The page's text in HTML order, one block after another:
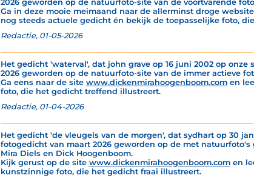
2026 geworden op de natuurfoto-site van de voortvarende
Ga in deze mooie meimaand naar de allerminst droge website
nog steeds actuele gedicht én bekijk de toepasselijke foto,
Redactie, 01-05-2026
Het gedicht 'waterval', dat john grave op 16 juni 2002 op
2026 geworden op de natuurfoto-site van de immer actieve
Ga eens naar de site www.dickenmirahoogenboom.comen
foto, die het gedicht treffend illustreert.
Redactie, 01-04-2026
Het gedicht 'de vleugels van de morgen', dat sydhart op 30
fotogedicht van maart 2026 geworden op de met
Mira Diels en Dick Hoogenboom.
Kijk gerust op de site www.dickenmirahoogenboom.comen
kunstzinnige foto, die het gedicht fraai illustreert.